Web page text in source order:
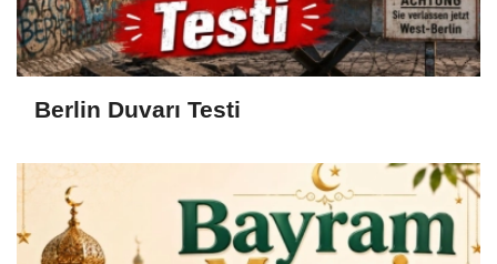
Berlin Duvarı Testi